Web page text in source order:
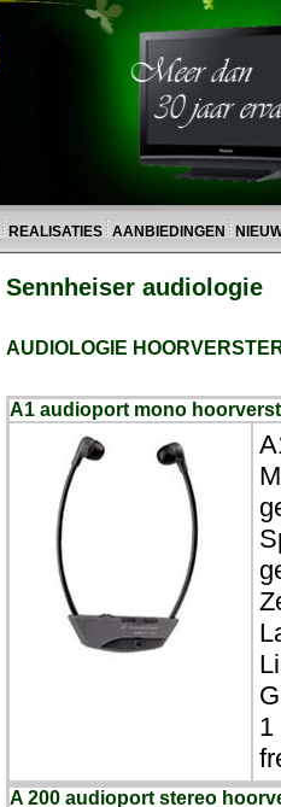
REALISATIES AANBIEDINGEN
Sennheiser audiologie
AUDIOLOGIE
A1 audioport mono
1
A 200 audioport stereo